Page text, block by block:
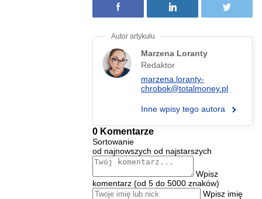
Marzena Loranty
Redaktor
marzena.loranty-
chrobok@totalmoney.pl
Inne wpisy tego autora
0 Komentarze
Sortowanie
od najnowszych od najstarszych
Wpisz
komentarz (od 5 do 5000 znaków)
Wpisz imię